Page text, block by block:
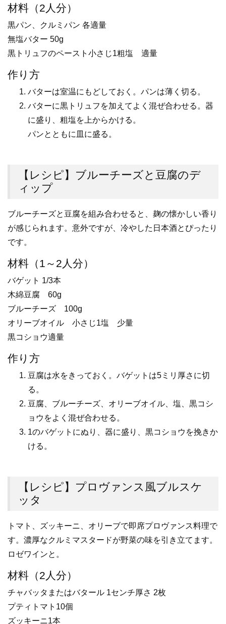
材料（2人分）
黒パン、クルミパン 各適量
無塩バター 50g
黒トリュフのペースト小さじ1粗塩 適量
作り方
バターは室温にもどしておく。パンは薄く切る。
バターに黒トリュフを加えてよく混ぜ合わせる。器
に盛り、粗塩を上からかける。
パンとともに皿に盛る。
【レシピ】ブルーチーズと豆腐のデ
ィップ
ブルーチーズと豆腐を組み合わせると、麹の懐かしい香り
が感じられます。意外ですが、冷やした日本酒とぴったり
です。
材料（1～2人分）
バゲット 1/3本
木綿豆腐 60g
ブルーチーズ 100g
オリーブオイル 小さじ1塩 少量
黒コショウ適量
作り方
豆腐は水をきっておく。バゲットは5ミリ厚さに切
る。
豆腐、ブルーチーズ、オリーブオイル、塩、黒コシ
ョウをよく混ぜ合わせる。
1のバゲットにぬり、器に盛り、黒コショウを挽きか
ける。
【レシピ】プロヴァンス風ブルスケ
ッタ
トマト、ズッキーニ、オリーブで即席プロヴァンス料理で
す。濃厚なクルミマスタードが野菜の味を引き立てます。
ロゼワインと。
材料（2人分）
チャバッタまたはバタール 1センチ厚さ 2枚
プティトマト10個
ズッキーニ1本